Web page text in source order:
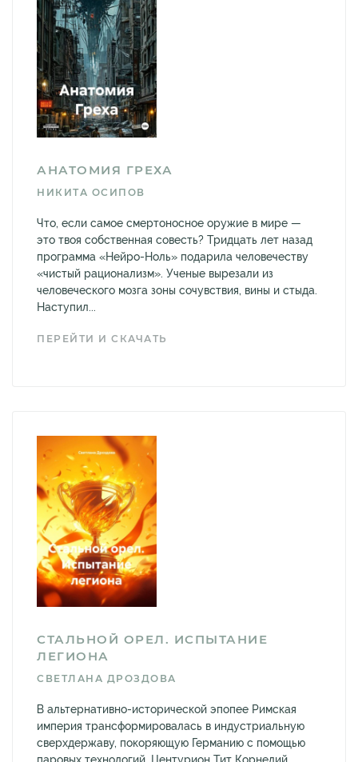
АНАТОМИЯ ГРЕХА
НИКИТА ОСИПОВ
Что, если самое смертоносное оружие в мире —
это твоя собственная совесть? Тридцать лет назад
программа «Нейро-Ноль» подарила человечеству
«чистый рационализм». Ученые вырезали из
человеческого мозга зоны сочувствия, вины и стыда.
Наступил...
ПЕРЕЙТИ И СКАЧАТЬ
СТАЛЬНОЙ ОРЕЛ. ИСПЫТАНИЕ
ЛЕГИОНА
СВЕТЛАНА ДРОЗДОВА
В альтернативно-исторической эпопее Римская
империя трансформировалась в индустриальную
сверхдержаву, покоряющую Германию с помощью